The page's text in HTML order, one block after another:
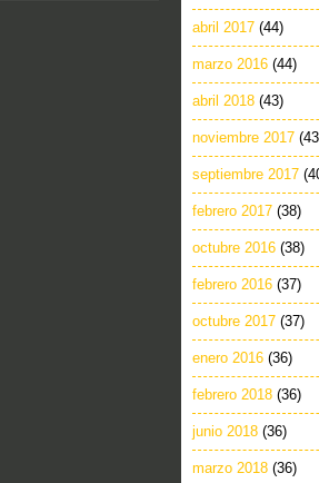
abril 2017 (44)
marzo 2016 (44)
abril 2018 (43)
noviembre 2017
septiembre 2017
febrero 2017 (38)
octubre 2016 (38)
febrero 2016 (37)
octubre 2017 (37)
enero 2016 (36)
febrero 2018 (36)
junio 2018 (36)
marzo 2018 (36)